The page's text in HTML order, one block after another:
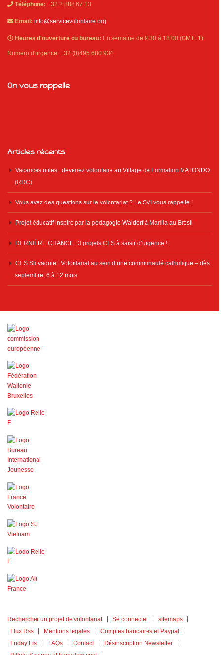
Téléphone: +32 2 888 67 13
Email: info@servicevolontaire.org
Heures d'ouverture du bureau: En semaine de 9:30 à 18:00 (GMT+1)
Numero d'urgence: +32 (0)495 680 934
On vous rappelle
Articles récents
Vacances utiles : devenez volontaire au Village de Formation MATONDO
(RDC)
Vous avez des questions sur le volontariat ? Le SVI vous rappelle !
Projet éducatif inspiré par la pédagogie Waldorf à Marília au Brésil
DERNIÈRE CHANCE : 3 projets CES à saisir d’urgence !
CES Slovaquie : Volontariat au sein d’une communauté catholique – dès
septembre, 6 à 12 mois
Rechercher un projet de volontariat Se connecter
sitemaps
Flux Rss
Mentions legales
Comptes bancaires et Paypal
Friday List
FAQs Contact
Désinscription Newsletter